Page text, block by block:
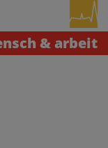
& arbeit